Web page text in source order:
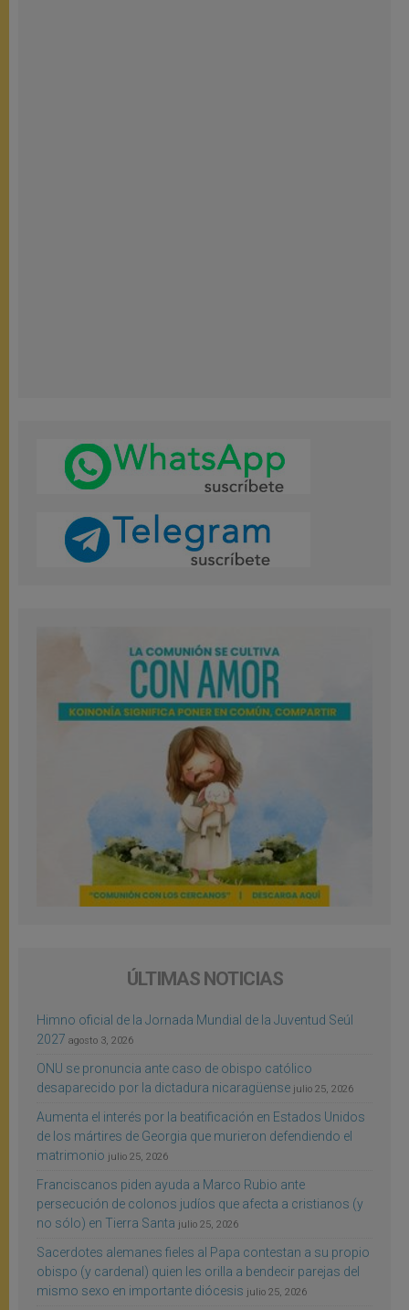
ÚLTIMAS NOTICIAS
Himno oficial de la Jornada Mundial de la Juventud Seúl
2027 agosto 3, 2026
ONU se pronuncia ante caso de obispo católico
desaparecido por la dictadura nicaragüense julio 25, 2026
Aumenta el interés por la beatificación en Estados Unidos
de los mártires de Georgia que murieron defendiendo el
matrimonio julio 25, 2026
Franciscanos piden ayuda a Marco Rubio ante
persecución de colonos judíos que afecta a cristianos (y
no sólo) en Tierra Santa julio 25, 2026
Sacerdotes alemanes fieles al Papa contestan a su propio
obispo (y cardenal) quien les orilla a bendecir parejas del
mismo sexo en importante diócesis julio 25, 2026